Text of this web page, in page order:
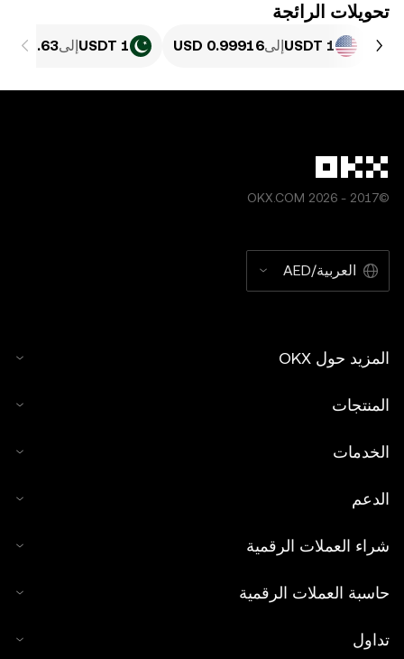
تحويلات الرائجة
1 USDT إلى 1 USDT إلى
©2017 - 2026 OKX.COM
العربية/AED
المزيد حول OKX
المنتجات
الخدمات
الدعم
شراء العملات الرقمية
حاسبة العملات الرقمية
تداول